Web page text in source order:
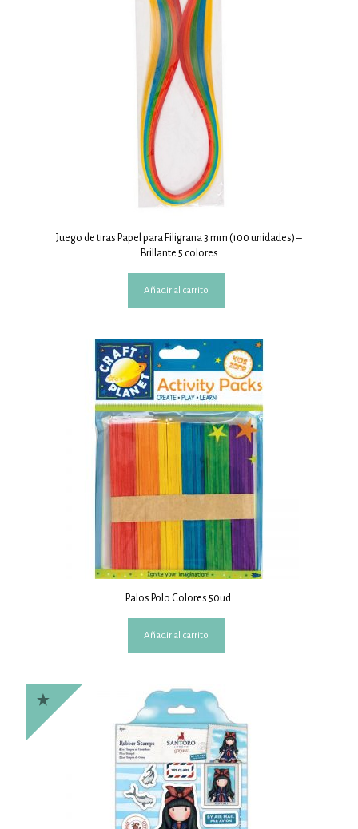
Juego de tiras Papel para Filigrana 3 mm (100 unidades) –
Brillante 5 colores
Añadir al carrito
Palos Polo Colores 50ud.
Añadir al carrito